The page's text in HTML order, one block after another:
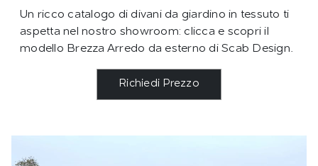
Un ricco catalogo di divani da giardino in tessuto ti
aspetta nel nostro showroom: clicca e scopri il
modello Brezza Arredo da esterno di Scab Design.
Richiedi Prezzo